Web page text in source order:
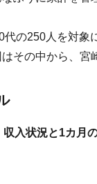
の250人を対象
その中から、宮
収入状況と1カ月